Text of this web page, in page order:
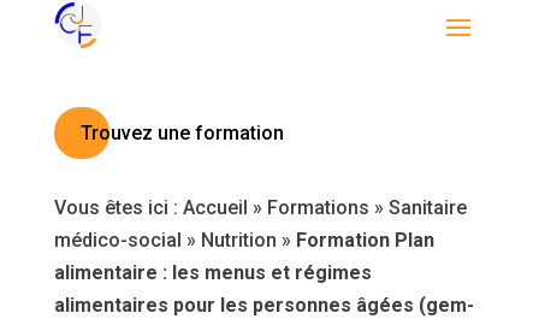
Trouvez une formation
Vous êtes ici : Accueil » Formations » Sanitaire
médico-social » Nutrition » Formation Plan
alimentaire : les menus et régimes
alimentaires pour les personnes âgées (gem-